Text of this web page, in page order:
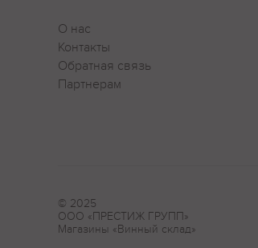
О нас
Контакты
Обратная связь
Партнерам
© 2025
ООО «ПРЕСТИЖ ГРУПП»
Магазины «Винный склад»